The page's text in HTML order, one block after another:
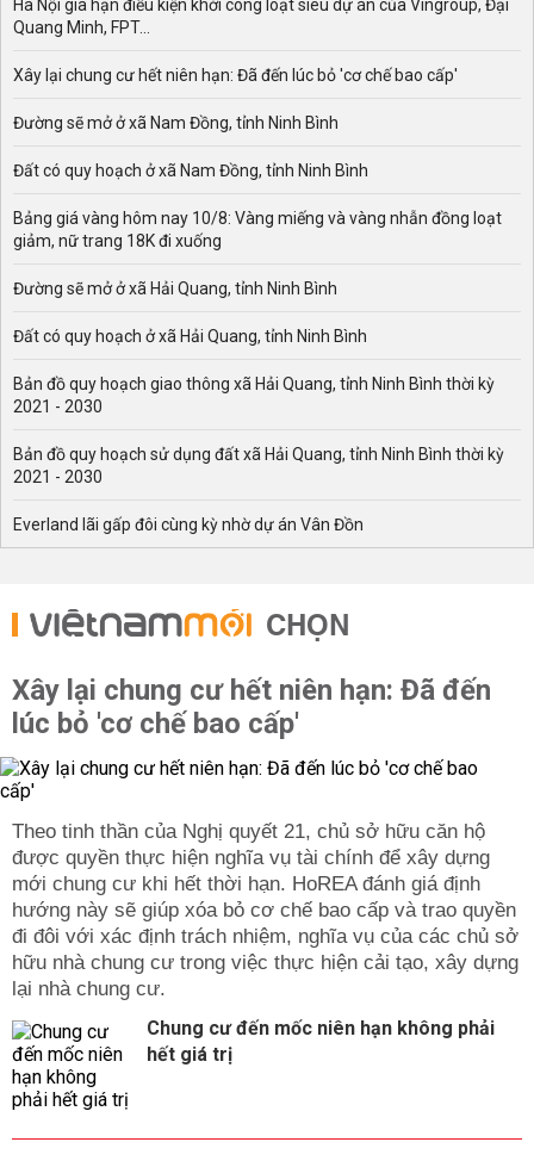
Hà Nội gia hạn điều kiện khởi công loạt siêu dự án của Vingroup, Đại
Quang Minh, FPT...
Xây lại chung cư hết niên hạn: Đã đến lúc bỏ 'cơ chế bao cấp'
Đường sẽ mở ở xã Nam Đồng, tỉnh Ninh Bình
Đất có quy hoạch ở xã Nam Đồng, tỉnh Ninh Bình
Bảng giá vàng hôm nay 10/8: Vàng miếng và vàng nhẫn đồng loạt
giảm, nữ trang 18K đi xuống
Đường sẽ mở ở xã Hải Quang, tỉnh Ninh Bình
Đất có quy hoạch ở xã Hải Quang, tỉnh Ninh Bình
Bản đồ quy hoạch giao thông xã Hải Quang, tỉnh Ninh Bình thời kỳ
2021 - 2030
Bản đồ quy hoạch sử dụng đất xã Hải Quang, tỉnh Ninh Bình thời kỳ
2021 - 2030
Everland lãi gấp đôi cùng kỳ nhờ dự án Vân Đồn
CHỌN
Xây lại chung cư hết niên hạn: Đã đến
lúc bỏ 'cơ chế bao cấp'
Theo tinh thần của Nghị quyết 21, chủ sở hữu căn hộ
được quyền thực hiện nghĩa vụ tài chính để xây dựng
mới chung cư khi hết thời hạn. HoREA đánh giá định
hướng này sẽ giúp xóa bỏ cơ chế bao cấp và trao quyền
đi đôi với xác định trách nhiệm, nghĩa vụ của các chủ sở
hữu nhà chung cư trong việc thực hiện cải tạo, xây dựng
lại nhà chung cư.
Chung cư đến mốc niên hạn không phải
hết giá trị